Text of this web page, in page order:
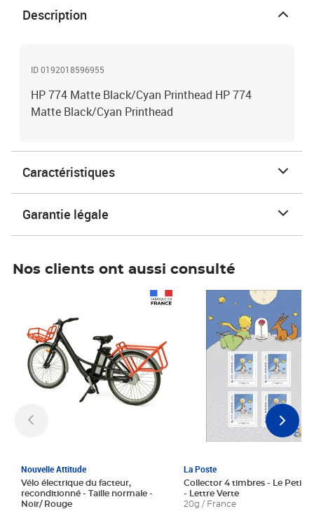
Description
ID 0192018596955
HP 774 Matte Black/Cyan Printhead HP 774
Matte Black/Cyan Printhead
Caractéristiques
Garantie légale
Nos clients ont aussi consulté
Nouvelle Attitude
Vélo électrique du facteur,
reconditionné - Taille normale -
Noir/ Rouge
La Poste
Collector 4 timbres - Le Petit
- Lettre Verte
20g / France
Prix 6,25€ HT